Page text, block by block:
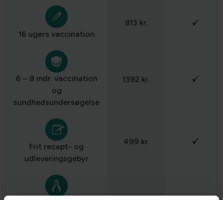
16 ugers vaccination
813 kr.
6 – 8 mdr. vaccination
og
sundhedsundersøgelse
1392 kr.
Frit recept- og
udleveringsgebyr
499 kr.